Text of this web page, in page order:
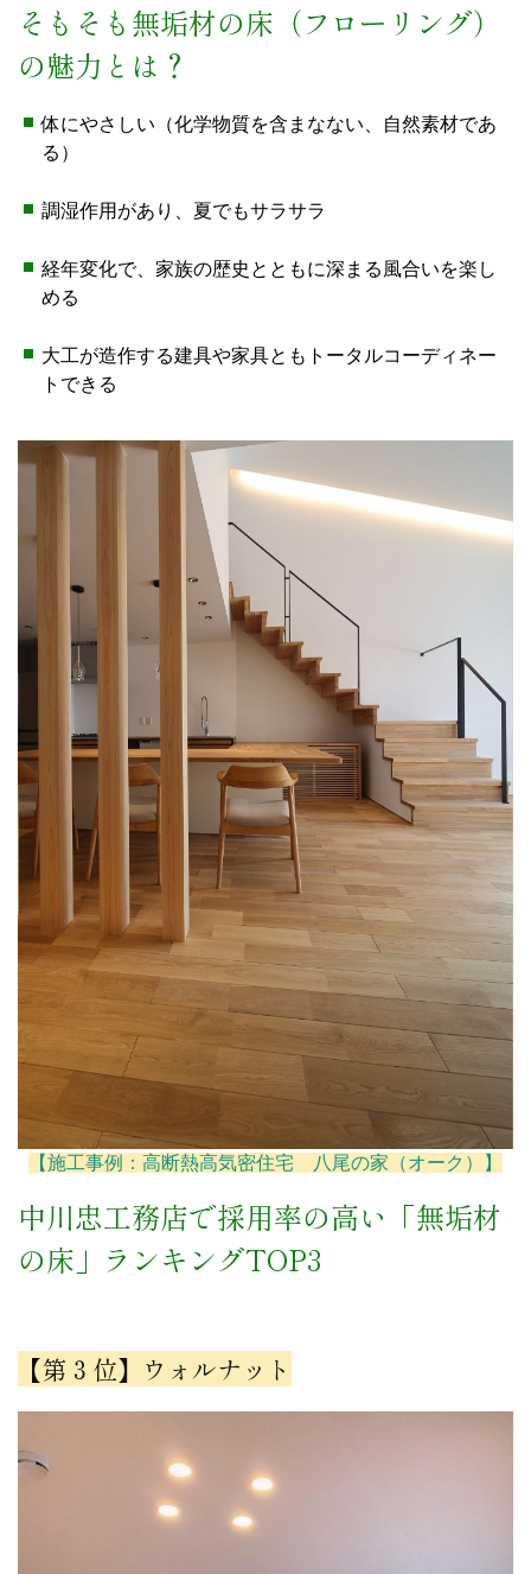
そもそも無垢材の床（フローリング）
の魅力とは？
体にやさしい（化学物質を含まなない、自然素材であ
る）
調湿作用があり、夏でもサラサラ
経年変化で、家族の歴史とともに深まる風合いを楽し
める
大工が造作する建具や家具ともトータルコーディネー
トできる
【施工事例：高断熱高気密住宅 八尾の家（オーク）】
中川忠工務店で採用率の高い「無垢材
の床」ランキングTOP3
【第３位】ウォルナット